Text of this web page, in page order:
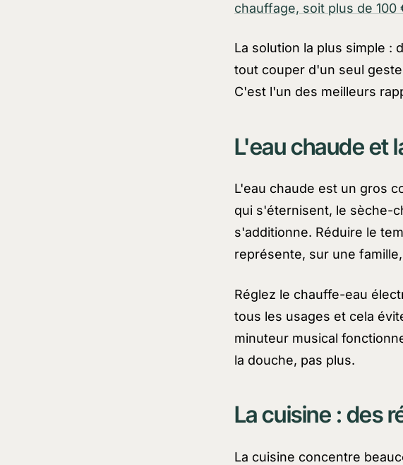
chauffage, soit plus de 100
La solution la plus simple :
tout couper d'un seul
C'est l'un des meilleurs
L'eau chaude et
L'eau chaude est un gros
qui s'éternisent, le sèche-
s'additionne. Réduire le
représente, sur une
Réglez le chauffe-eau
tous les usages et cela
minuteur musical
la douche, pas plus.
La cuisine : des
La cuisine concentre